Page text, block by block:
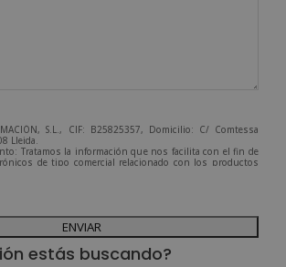
S.L., CIF: B25825357, Domicilio: C/ Comtessa
Lleida.
Tratamos la información que nos facilita con el fin de
de tipo comercial relacionado con los productos
productos que fueran de su interés.
Consentimiento del interesado.
nuestra Política de Privacidad.
comercial (vía telefónica y/o email):
estás buscando?